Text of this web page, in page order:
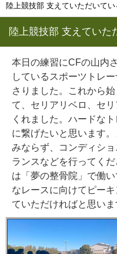
陸上競技部 支えていただいて
陸上競技部 支えていた
本日の練習にCFの山内
しているスポーツトレ
さりました。これから
て、セリアリベロ、セ
くれました。ハードな
に繋げたいと思います
みならず、コンディシ
ランスなどを行ってく
は「夢の整骨院」で働
なレースに向けてピー
ていただければと思い